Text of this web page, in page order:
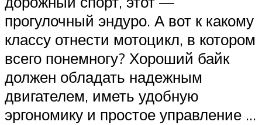
прогулочный эндуро. А вот к какому
классу отнести мотоцикл, в котором
всего понемногу? Хороший байк
должен обладать надежным
двигателем, иметь удобную
эргономику и простое управление …